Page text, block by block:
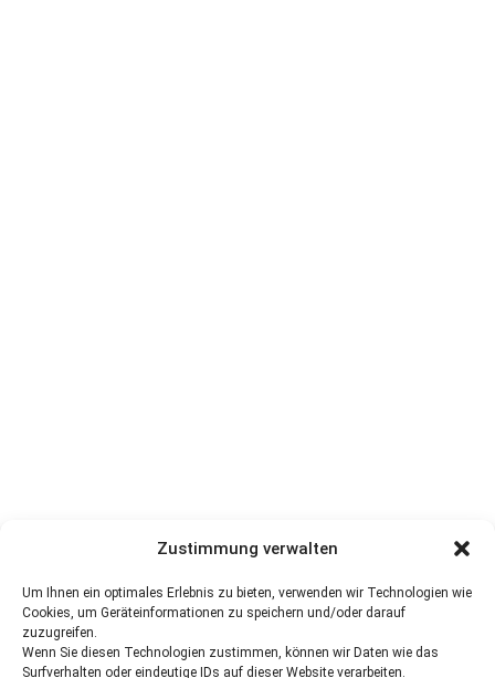
Zustimmung verwalten
Um Ihnen ein optimales Erlebnis zu bieten, verwenden wir Technologien wie
Cookies, um Geräteinformationen zu speichern und/oder darauf
zuzugreifen.
Wenn Sie diesen Technologien zustimmen, können wir Daten wie das
Surfverhalten oder eindeutige IDs auf dieser Website verarbeiten.